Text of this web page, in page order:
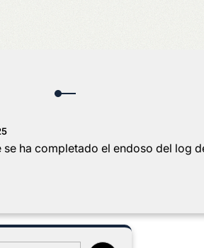
se ha completado el endoso del log